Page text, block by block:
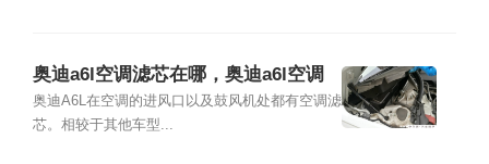
奥迪a6l空调滤芯在哪，奥迪a6l空调
滤芯更换教程
奥迪A6L在空调的进风口以及鼓风机处都有空调滤
芯。相较于其他车型...